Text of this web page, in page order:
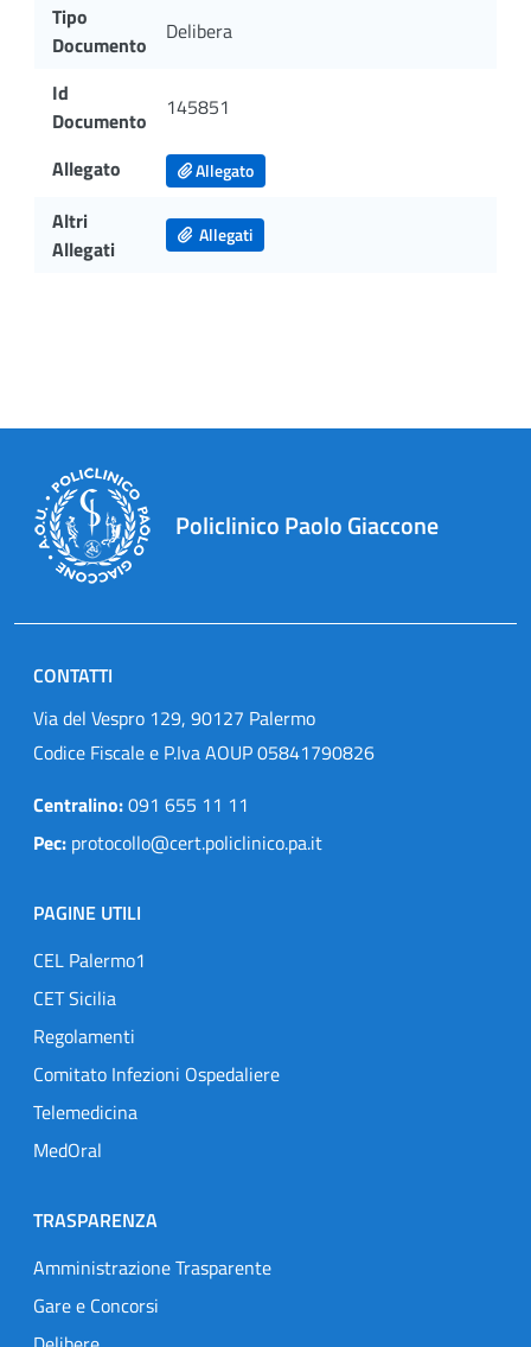
Tipo
Documento
Delibera
Id
Documento
145851
Allegato Allegato
Altri
Allegati
Allegati
Policlinico Paolo Giaccone
CONTATTI
Via del Vespro 129, 90127 Palermo
Codice Fiscale e P.Iva AOUP 05841790826
Centralino:091 655 11 11
Pec: protocollo@cert.policlinico.pa.it
PAGINE UTILI
CEL Palermo1
CET Sicilia
Regolamenti
Comitato Infezioni Ospedaliere
Telemedicina
MedOral
TRASPARENZA
Amministrazione Trasparente
Gare e Concorsi